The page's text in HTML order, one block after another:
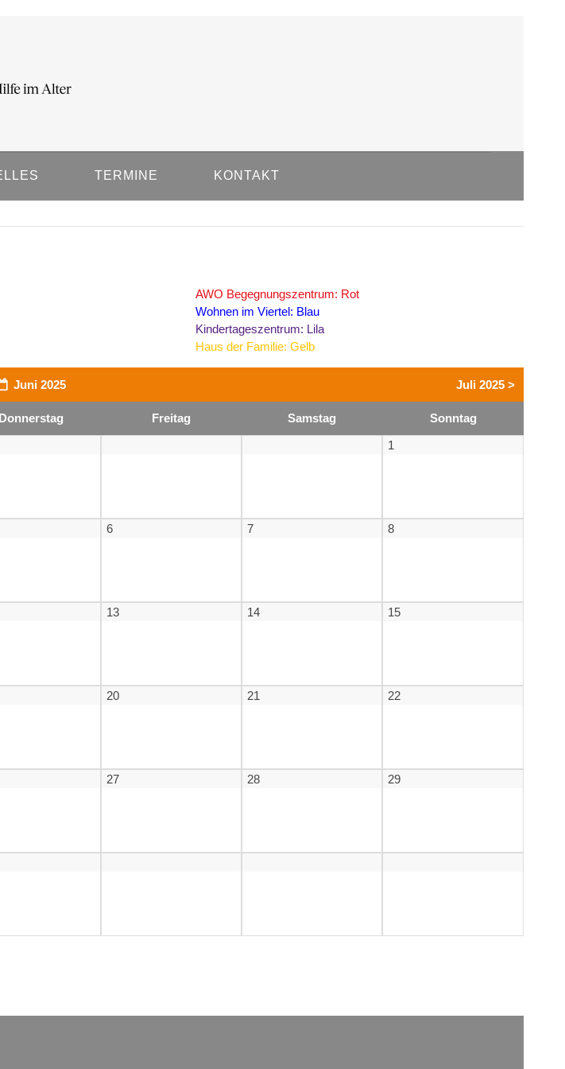
Cybersteel Inc.
+44 1234 567 890
TERMINE KONTAKT
AWO Begegnungszentrum: Rot
Wohnen im Viertel: Blau
Kindertageszentrum: Lila
Haus der Familie: Gelb
Juni 2025 Juli 2025 >
Donnerstag Freitag Samstag Sonntag
1
6 7 8
13 14 15
20 21 22
27 28 29